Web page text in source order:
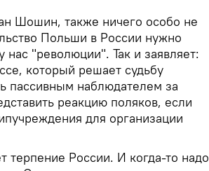
Шошин, также ничего особо не
Польши в России нужно
"революции". Так и заявляет:
который решает судьбу
пассивным наблюдателем за
реакцию поляков, если
для организации
терпение России. И когда-то надо